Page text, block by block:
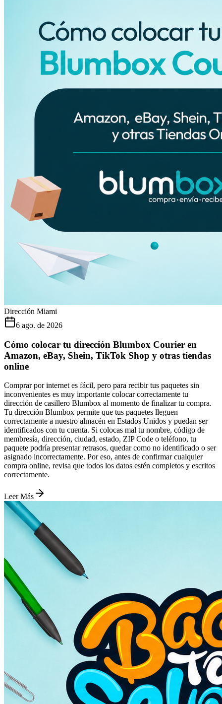
Dirección Miami
6 ago. de 2026
Cómo colocar tu dirección Blumbox Courier en
Amazon, eBay, Shein, TikTok Shop y otras tiendas
online
Comprar por internet es fácil, pero para recibir tus paquetes sin
inconvenientes es muy importante colocar correctamente tu
dirección de casillero Blumbox al momento de finalizar tu compra.
Tu dirección Blumbox permite que tus paquetes lleguen
correctamente a nuestro almacén en Estados Unidos y puedan ser
identificados con tu cuenta. Si colocas mal tu nombre, código de
membresía, dirección, ciudad, estado, ZIP Code o teléfono, tu
paquete podría presentar retrasos, quedar como no identificado o ser
asignado incorrectamente. Por eso, antes de confirmar cualquier
compra online, revisa que todos los datos estén completos y escritos
correctamente.
Leer Más